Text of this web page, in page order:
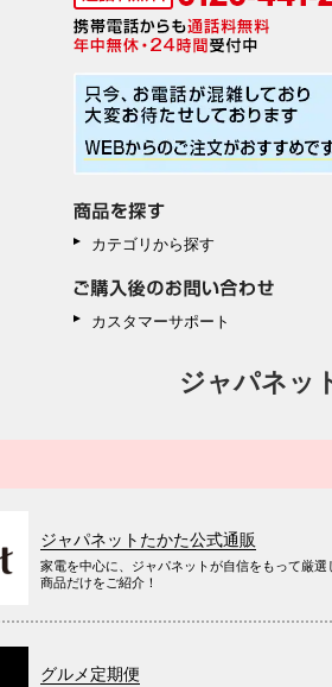
カテゴリから探す
カスタマーサポート
ジャパネッ
ジャパネットたかた公式通販
家電を中心に、ジャパネットが自信をもって厳選
商品だけをご紹介！
グルメ定期便